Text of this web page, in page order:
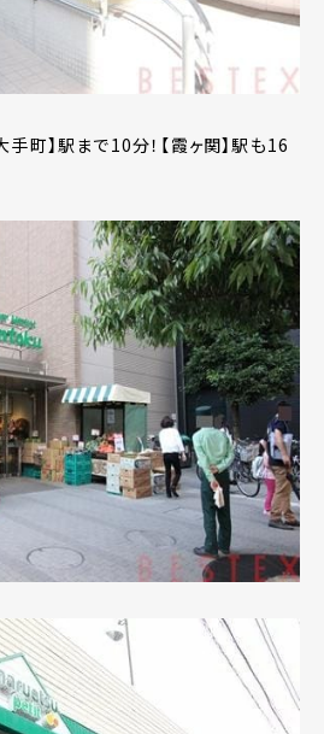
町】駅まで10分！【霞ヶ関】駅も16